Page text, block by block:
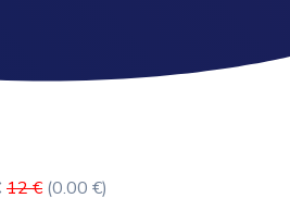
12 € (0.00 €)